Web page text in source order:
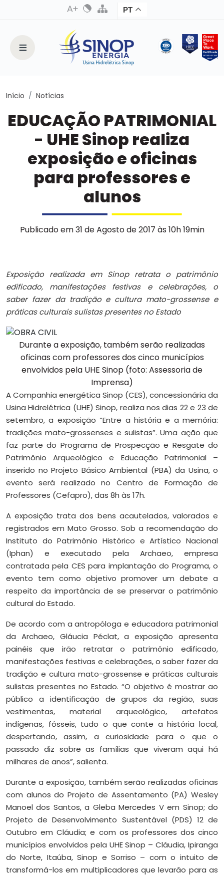
PT
Início Notícias
EDUCAÇÃO PATRIMONIAL
- UHE Sinop realiza
exposição e oficinas
para professores e
alunos
Publicado em 31 de Agosto de 2017 às 10h 19min
Exposição realizada em Sinop retrata o patrimônio
edificado, manifestações festivas e celebrações, o
saber fazer da tradição e cultura mato-grossense e
práticas culturais sulistas presentes no Estado
Durante a exposição, também serão realizadas
oficinas com professores dos cinco municípios
envolvidos pela UHE Sinop (foto: Assessoria de
Imprensa)
A Companhia energética Sinop (CES), concessionária da
Usina Hidrelétrica (UHE) Sinop, realiza nos dias 22 e 23 de
setembro, a exposição “Entre a história e a memória:
tradições mato-grossenses e sulistas”. Uma ação que
faz parte do Programa de Prospecção e Resgate do
Patrimônio Arqueológico e Educação Patrimonial –
inserido no Projeto Básico Ambiental (PBA) da Usina, o
evento será realizado no Centro de Formação de
Professores (Cefapro), das 8h às 17h.
A exposição trata dos bens acautelados, valorados e
registrados em Mato Grosso. Sob a recomendação do
Instituto do Patrimônio Histórico e Artístico Nacional
(Iphan) e executado pela Archaeo, empresa
contratada pela CES para implantação do Programa, o
evento tem como objetivo promover um debate a
respeito da importância de se preservar o patrimônio
cultural do Estado.
De acordo com a antropóloga e educadora patrimonial
da Archaeo, Gláucia Péclat, a exposição apresenta
painéis que irão retratar o patrimônio edificado,
manifestações festivas e celebrações, o saber fazer da
tradição e cultura mato-grossense e práticas culturais
sulistas presentes no Estado. “O objetivo é mostrar ao
público a identificação de grupos da região, suas
vestimentas, material arqueológico, artefatos
indígenas, fósseis, tudo o que conte a história local,
despertando, assim, a curiosidade para o que o
passado diz sobre as famílias que viveram aqui há
milhares de anos”, salienta.
Durante a exposição, também serão realizadas oficinas
com alunos do Projeto de Assentamento (PA) Wesley
Manoel dos Santos, a Gleba Mercedes V em Sinop; do
Projeto de Desenvolvimento Sustentável (PDS) 12 de
Outubro em Cláudia; e com os professores dos cinco
municípios envolvidos pela UHE Sinop – Cláudia, Ipiranga
do Norte, Itaúba, Sinop e Sorriso – com o intuito de
transformá-los em multiplicadores que levarão para as